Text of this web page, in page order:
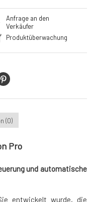
Anfrage an den
Verkäufer
Produktüberwachung
(0)
Pro
und automatische
entwickelt wurde, die